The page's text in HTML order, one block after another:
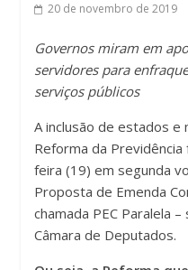
20 de novembro de 2019
Governos miram em
servidores para
serviços públicos
A inclusão de estados e
Reforma da
feira (19) em segunda
Proposta de Emenda
chamada PEC Paralela
Câmara de Deputados.